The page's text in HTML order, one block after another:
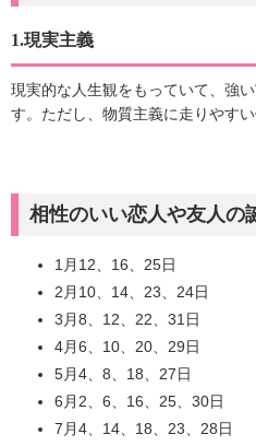
1.現実主義
現実的な人生観をもっていて、強
す。ただし、物質主義に走りやすい
相性のいい恋人や友人の
1月12、16、25日
2月10、14、23、24日
3月8、12、22、31日
4月6、10、20、29日
5月4、8、18、27日
6月2、6、16、25、30日
7月4、14、18、23、28日